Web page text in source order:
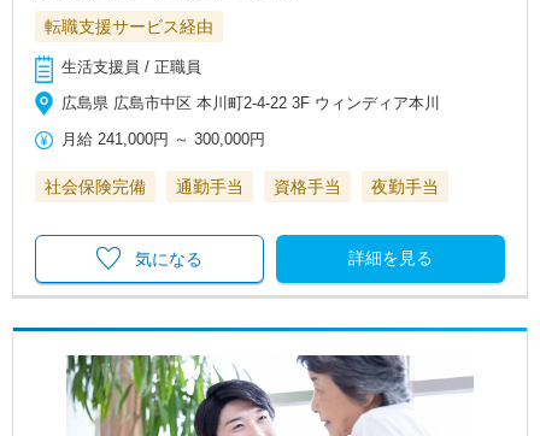
転職支援サービス経由
生活支援員 / 正職員
広島県 広島市中区 本川町2‐4‐22 3F ウィンディア本川
月給 241,000円 ～300,000円
社会保険完備 通勤手当 資格手当 夜勤手当
詳細を見る
気になる